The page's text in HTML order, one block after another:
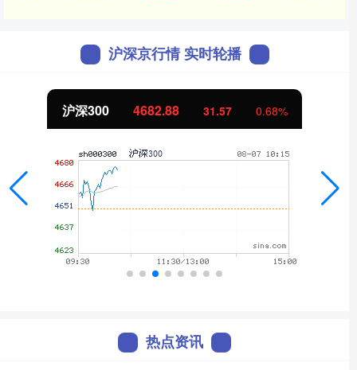
沪深京行情 实时轮播
北证50 1120.86 -2.02 -0.18%
热点资讯